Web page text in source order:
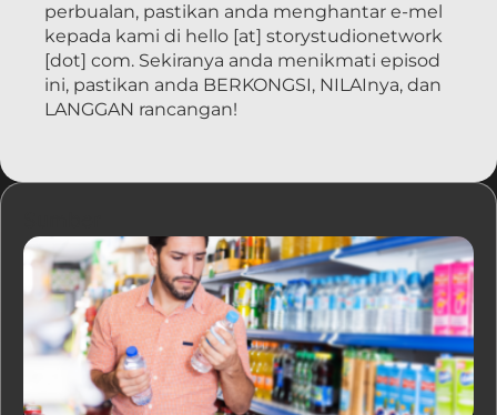
perbualan, pastikan anda menghantar e-mel
kepada kami di hello [at] storystudionetwork
[dot] com. Sekiranya anda menikmati episod
ini, pastikan anda BERKONGSI, NILAInya, dan
LANGGAN rancangan!